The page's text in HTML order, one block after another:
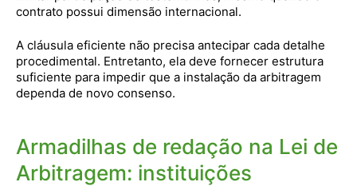
contrato possui dimensão internacional.
A cláusula eficiente não precisa antecipar cada detalhe
procedimental. Entretanto, ela deve fornecer estrutura
suficiente para impedir que a instalação da arbitragem
dependa de novo consenso.
Armadilhas de redação na Lei de
Arbitragem: instituições